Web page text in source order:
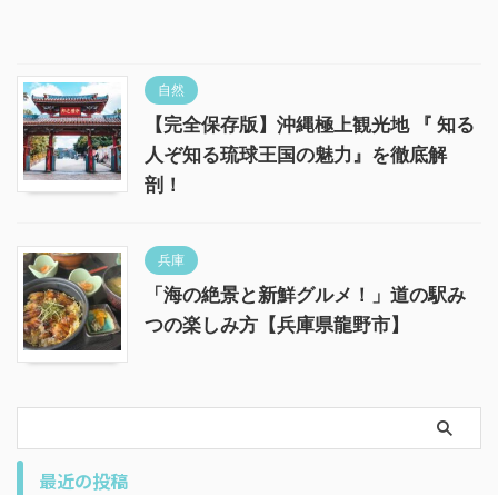
自然
【完全保存版】沖縄極上観光地 『 知る
人ぞ知る琉球王国の魅力』を徹底解
剖！
兵庫
「海の絶景と新鮮グルメ！」道の駅み
つの楽しみ方【兵庫県龍野市】
最近の投稿